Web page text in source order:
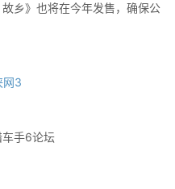
乡》也将在今年发售，确保公
手6论坛